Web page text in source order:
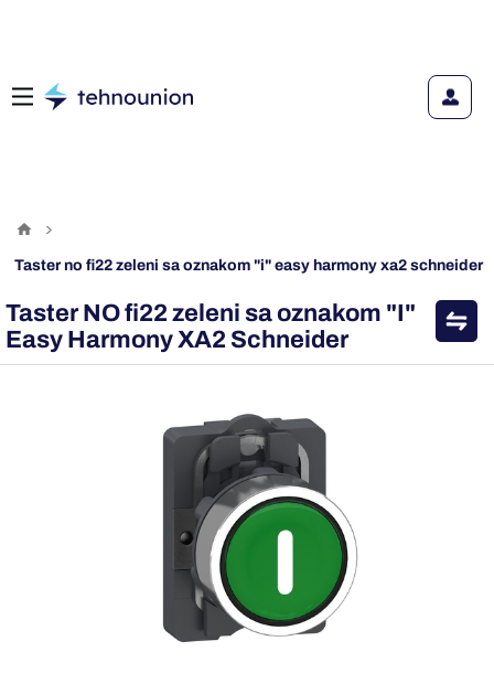
taster no fi22 zeleni sa oznakom "i" easy harmony xa2 schneider
Taster NO fi22 zeleni sa oznakom "I"
Easy Harmony XA2 Schneider